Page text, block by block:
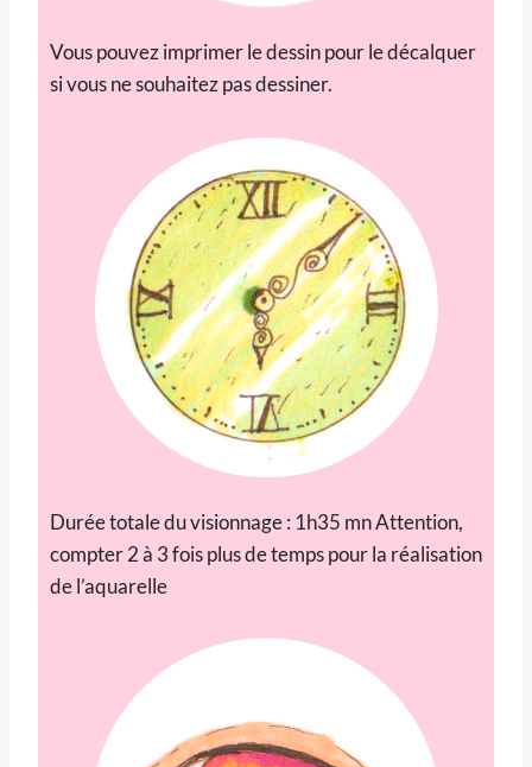
Vous pouvez imprimer le dessin pour le décalquer
si vous ne souhaitez pas dessiner.
Durée totale du visionnage : 1h35 mn Attention,
compter 2 à 3 fois plus de temps pour la réalisation
de l’aquarelle